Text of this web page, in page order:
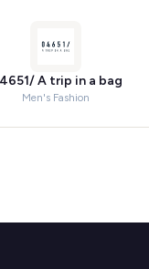
A trip in a bag
Men's Fashion